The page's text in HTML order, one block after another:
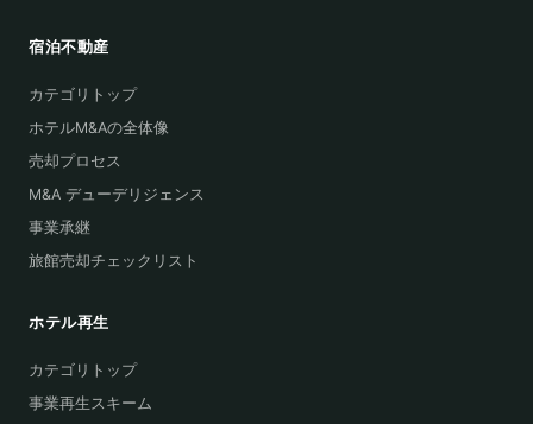
宿泊不動産
カテゴリトップ
ホテルM&Aの全体像
売却プロセス
M&A デューデリジェンス
事業承継
旅館売却チェックリスト
ホテル再生
カテゴリトップ
事業再生スキーム